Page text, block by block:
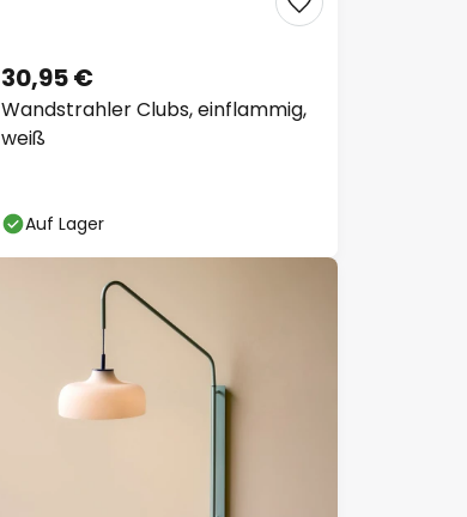
Wandstrahler Clubs, einflammig,
weiß
30,95 €
Auf Lager